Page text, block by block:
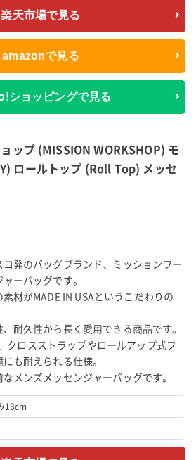
楽天市場で見る
amazonで見る
ショッピングで見る
ップ (MISSION WORKSHOP) モ
ロールトップ (Roll Top) メッセ